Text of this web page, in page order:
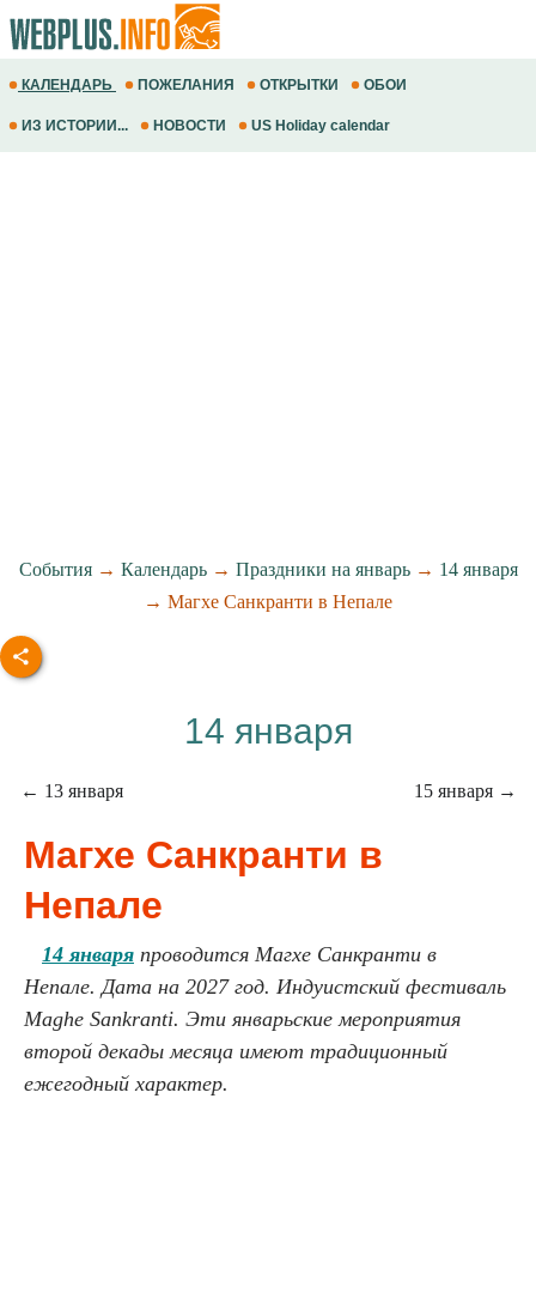
КАЛЕНДАРЬ ПОЖЕЛАНИЯ ОТКРЫТКИ ОБОИ
ИЗ ИСТОРИИ... НОВОСТИ US Holiday calendar
События→ Календарь→ Праздники на январь→ 14 января
→ Магхе Санкранти в Непале
14 января
← 13 января 15 января →
Магхе Санкранти в
Непале
14 января проводится Магхе Санкранти в
Непале. Дата на 2027 год. Индуистский фестиваль
Maghe Sankranti. Эти январьские мероприятия
второй декады месяца имеют традиционный
ежегодный характер.